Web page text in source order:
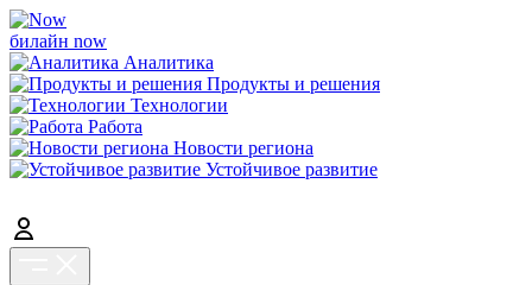
билайн now
Аналитика
Продукты и решения
Технологии
Работа
Новости региона
Устойчивое развитие